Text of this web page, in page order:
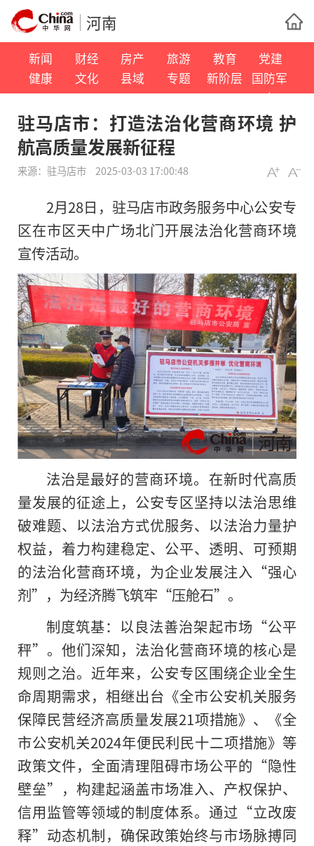
河南
新闻 财经 房产 旅游 教育
党建
健康
文化 县域 专题 新阶层
国防军
事
驻马店市：打造法治化营商环境 护
航高质量发展新征程
来源： 驻马店市 2025-03-03 17:00:48
2月28日，驻马店市政务服务中心公安专
区在市区天中广场北门开展法治化营商环境
宣传活动。
法治是最好的营商环境。在新时代高质
量发展的征途上，公安专区坚持以法治思维
破难题、以法治方式优服务、以法治力量护
权益，着力构建稳定、公平、透明、可预期
的法治化营商环境，为企业发展注入“强心
剂”，为经济腾飞筑牢“压舱石”。
制度筑基：以良法善治架起市场“公平
秤”。他们深知，法治化营商环境的核心是
规则之治。近年来，公安专区围绕企业全生
命周期需求，相继出台《全市公安机关服务
保障民营经济高质量发展21项措施》、《全
市公安机关2024年便民利民十二项措施》等
政策文件，全面清理阻碍市场公平的“隐性
壁垒”，构建起涵盖市场准入、产权保护、
信用监管等领域的制度体系。通过“立改废
释”动态机制，确保政策始终与市场脉搏同